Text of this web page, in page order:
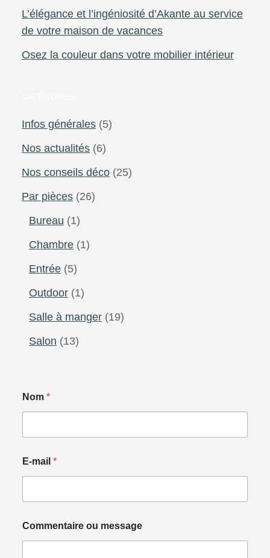
L’élégance et l’ingéniosité d’Akante au service
de votre maison de vacances
Osez la couleur dans votre mobilier intérieur
Infos générales (5)
Nos actualités (6)
Nos conseils déco (25)
Par pièces (26)
Bureau (1)
Chambre (1)
Entrée (5)
Outdoor (1)
Salle à manger (19)
Salon (13)
Nom *
E-mail *
Commentaire ou message